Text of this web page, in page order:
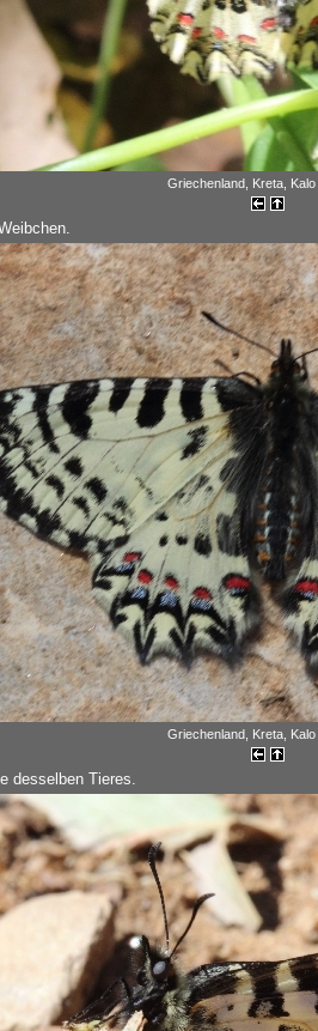
Griechenland, Kreta,
Griechenland, Kreta,
desselben Tieres.